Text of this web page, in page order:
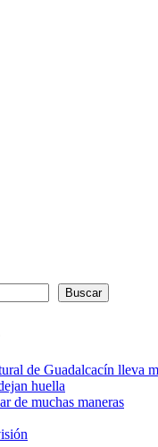
Buscar
de Guadalcacín lleva
huella
de muchas maneras